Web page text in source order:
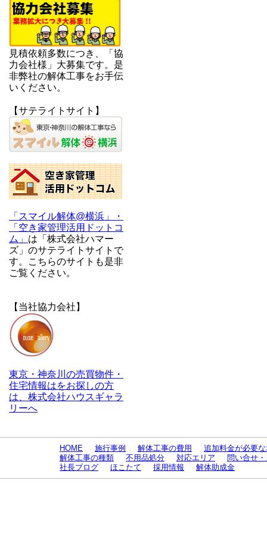
見積依頼多数につき、「協
力会社様」大募集です。是
非弊社の解体工事をお手伝
いください。
【サテライトサイト】
「スマイル解体@横浜」・
「空き家管理活用ドットコ
ム」 は「株式会社ハマー
ズ」のサテライトサイトで
す。こちらのサイトも是非
ご覧ください。
【当社協力会社】
東京・神奈川の売買物件・
住宅情報はをお探しの方
は、株式会社ハウスギャラ
リーへ
HOME 施行事例 解体工事の費用
追加料金が必要
解体工事の種類
不用品処分 対応エリア
問い合せ
社長ブログ
ほこたて 採用情報 解体助成金